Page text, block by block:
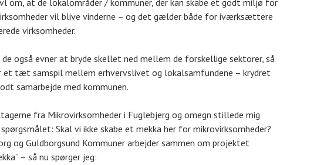
om, at de lokalområder / kommuner, der kan skabe et godt miljø for
vil blive vinderne – og det gælder både for iværksættere
virksomheder.
også evner at bryde skellet ned mellem de forskellige sektorer, så
et tæt samspil mellem erhvervslivet og lokalsamfundene – krydret
samarbejde med kommunen.
fra Mikrovirksomheder i Fuglebjerg og omegn stillede mig
Skal vi ikke skabe et mekka her for mikrovirksomheder?
og Guldborgsund Kommuner arbejder sammen om projektet
– så nu spørger jeg: